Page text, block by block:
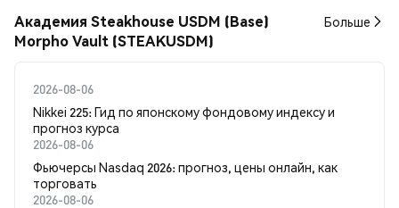
Академия Steakhouse USDM (Base)
Morpho Vault (STEAKUSDM)
Больше
2026-08-06
Nikkei 225: Гид по японскому фондовому индексу и
прогноз курса
2026-08-06
Фьючерсы Nasdaq 2026: прогноз, цены онлайн, как
торговать
2026-08-06